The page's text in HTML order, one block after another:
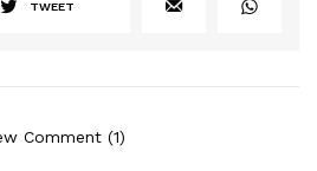
TWEET
Comment (1)